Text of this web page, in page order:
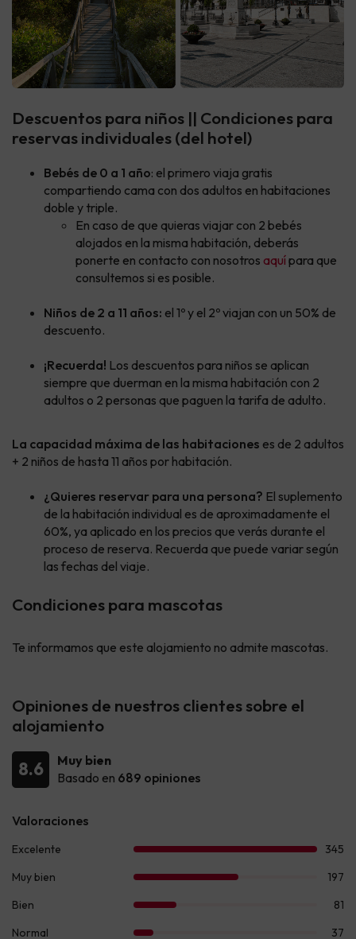
Descuentos para niños || Condiciones para
reservas individuales (del hotel)
Bebés de 0 a 1 año: el primero viaja gratis
compartiendo cama con dos adultos en habitaciones
doble y triple.
En caso de que quieras viajar con 2 bebés
alojados en la misma habitación, deberás
ponerte en contacto con nosotros aquípara que
consultemos si es posible.
Niños de 2 a 11 años: el 1º y el 2º viajan con un 50% de
descuento.
¡Recuerda! Los descuentos para niños se aplican
siempre que duerman en la misma habitación con 2
adultos o 2 personas que paguen la tarifa de adulto.
La capacidad máxima de las habitaciones es de 2 adultos
+ 2 niños de hasta 11 años por habitación.
¿Quieres reservar para una persona? El suplemento
de la habitación individual es de aproximadamente el
60%, ya aplicado en los precios que verás durante el
proceso de reserva. Recuerda que puede variar según
las fechas del viaje.
Condiciones para mascotas
Te informamos que este alojamiento no admite mascotas.
Opiniones de nuestros clientes sobre el
alojamiento
8.6
Muy bien
Basado en 689 opiniones